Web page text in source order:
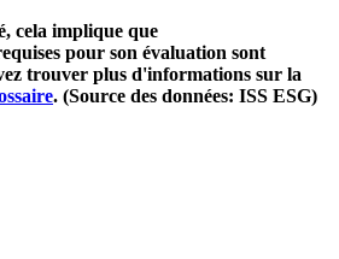
cela implique que
pour son évaluation sont
trouver plus d'informations sur la
. (Source des données: ISS ESG)